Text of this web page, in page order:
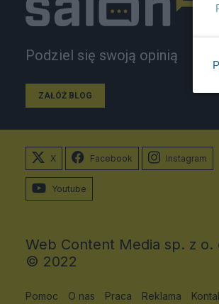
Podziel się swoją opinią
ZAŁÓŻ BLOG
X Facebook Instagram
Youtube
Web Content Media sp. z o.
© 2022
Pomoc O nas Praca Reklama